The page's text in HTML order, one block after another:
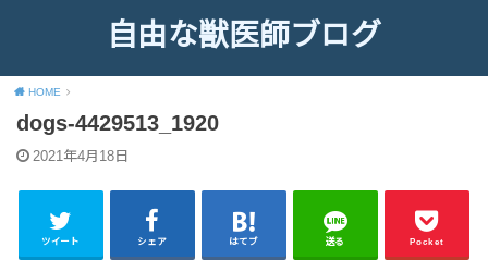
自由な獣医師ブログ
HOME
dogs-4429513_1920
2021年4月18日
ツイート シェア はてブ 送る Pocket